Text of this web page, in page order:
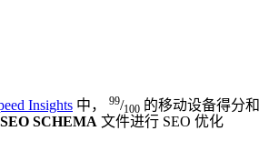
Insights 中， 99/100 的移动设备得分和
SEO SCHEMA 文件进行 SEO 优化